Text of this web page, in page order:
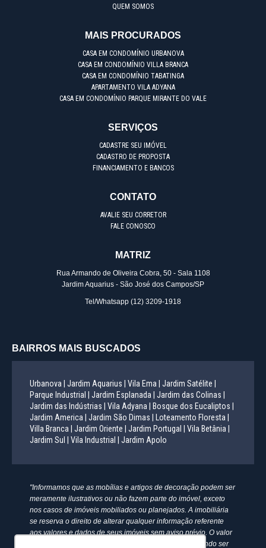
QUEM SOMOS
MAIS PROCURADOS
CASA EM CONDOMÍNIO URBANOVA
CASA EM CONDOMÍNIO VILLA BRANCA
CASA EM CONDOMÍNIO TABATINGA
APARTAMENTO VILA ADYANA
CASA EM CONDOMÍNIO PARQUE MIRANTE DO VALE
SERVIÇOS
CADASTRE SEU IMÓVEL
CADASTRO DE PROPOSTA
FINANCIAMENTO E BANCOS
CONTATO
AVALIE SEU CORRETOR
FALE CONOSCO
MATRIZ
Rua Armando de Oliveira Cobra, 50 - Sala 1108
Jardim Aquarius - São José dos Campos/SP
Tel/Whatsapp (12) 3209-1918
BAIRROS MAIS BUSCADOS
Urbanova | Jardim Aquarius | Vila Ema |
Jardim Satélite |
Parque Industrial |
Jardim Esplanada |
Jardim das Colinas |
Jardim das Indústrias |
Vila Adyana |
Bosque dos Eucaliptos |
Jardim America |
Jardim São Dimas |
Loteamento Floresta |
Villa Branca |
Jardim Oriente | Jardim Portugal |
Vila Betânia |
Jardim Sul |
Vila Industrial | Jardim Apolo
"Informamos que as mobílias e artigos de decoração podem ser
meramente ilustrativos ou não fazem parte do imóvel, exceto
nos casos de imóveis mobiliados ou planejados. A imobiliária
se reserva o direito de alterar qualquer informação referente
aos valores e dados de seus imóveis sem aviso prévio. O valor
anunciado do condomínio e IPTU é aproximado, podendo ser